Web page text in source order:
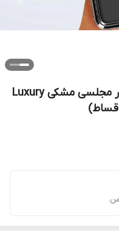
قاب سامسونگ A26 مدل نگین‌دار مجلسی مشکی Luxury